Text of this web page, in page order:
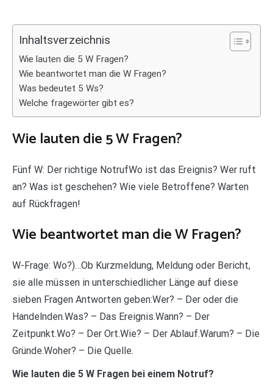
Inhaltsverzeichnis
Wie lauten die 5 W Fragen?
Wie beantwortet man die W Fragen?
Was bedeutet 5 Ws?
Welche fragewörter gibt es?
Wie lauten die 5 W Fragen?
Fünf W: Der richtige NotrufWo ist das Ereignis? Wer ruft
an? Was ist geschehen? Wie viele Betroffene? Warten
auf Rückfragen!
Wie beantwortet man die W Fragen?
W-Frage: Wo?)…Ob Kurzmeldung, Meldung oder Bericht,
sie alle müssen in unterschiedlicher Länge auf diese
sieben Fragen Antworten geben:Wer? – Der oder die
Handelnden.Was? – Das Ereignis.Wann? – Der
Zeitpunkt.Wo? – Der Ort.Wie? – Der Ablauf.Warum? – Die
Gründe.Woher? – Die Quelle.
Wie lauten die 5 W Fragen bei einem Notruf?